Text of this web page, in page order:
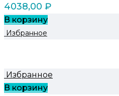
4038,00 ₽
В корзину
Избранное
Избранное
В корзину